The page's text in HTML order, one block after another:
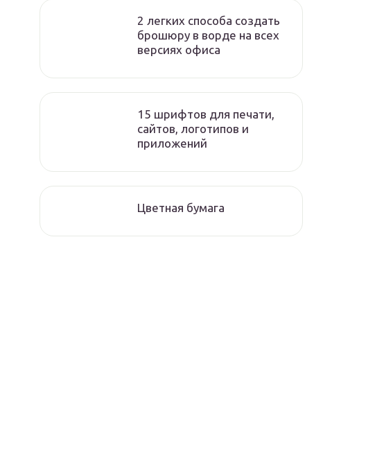
2 легких способа создать
брошюру в ворде на всех
версиях офиса
15 шрифтов для печати,
сайтов, логотипов и
приложений
Цветная бумага